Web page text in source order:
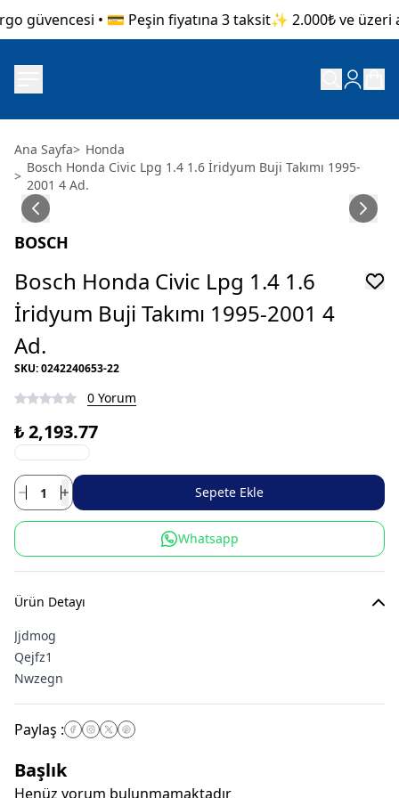
güvencesi • 💳 Peşin fiyatına 3 taksit✨ 2.000₺ ve üzeri
Ana Sayfa> Honda
>
Bosch Honda Civic Lpg 1.4 1.6 İridyum Buji Takımı 1995-
2001 4 Ad.
BOSCH
Bosch Honda Civic Lpg 1.4 1.6
İridyum Buji Takımı 1995-2001 4
Ad.
SKU:0242240653-22
0 Yorum
₺ 2,193.77
Sepete Ekle
Whatsapp
Ürün Detayı
Paylaş :
Başlık
Henüz yorum bulunmamaktadır